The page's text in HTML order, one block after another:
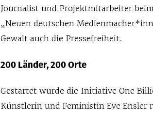
Journalist und Projektmitarbeiter
„Neuen deutschen
Gewalt auch die Pressefreiheit.
200 Länder, 200 Orte
Gestartet wurde die Initiative One
Künstlerin und Feministin Eve Ensler